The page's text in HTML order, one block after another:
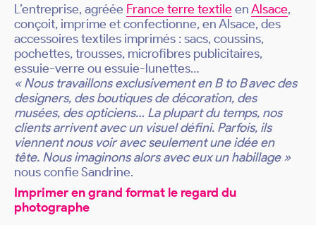
L’entreprise, agréée France terre textileenAlsace,
conçoit, imprime et confectionne, en Alsace, des
accessoires textiles imprimés : sacs, coussins,
pochettes, trousses, microfibres publicitaires,
essuie-verre ou essuie-lunettes…
« Nous travaillons exclusivement en B to B avec des
designers, des boutiques de décoration, des
musées, des opticiens… La plupart du temps, nos
clients arrivent avec un visuel défini. Parfois, ils
viennent nous voir avec seulement une idée en
tête. Nous imaginons alors avec eux un habillage »
nous confie Sandrine.
Imprimer en grand format le regard du
photographe